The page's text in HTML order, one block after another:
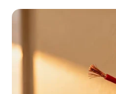
ดวงรายวัน 10 กันยายน 2565